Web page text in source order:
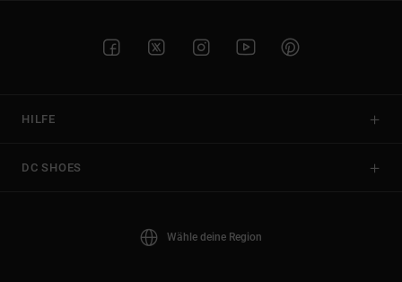
HILFE
DC SHOES
Wähle deine Region